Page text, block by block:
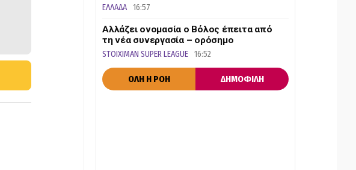
ΕΛΛΑΔΑ 16:57
Αλλάζει ονομασία ο Βόλος έπειτα από
τη νέα συνεργασία – ορόσημο
STOIXIMAN SUPER LEAGUE 16:52
ΟΛΗ Η ΡΟΗ ΔΗΜΟΦΙΛΗ